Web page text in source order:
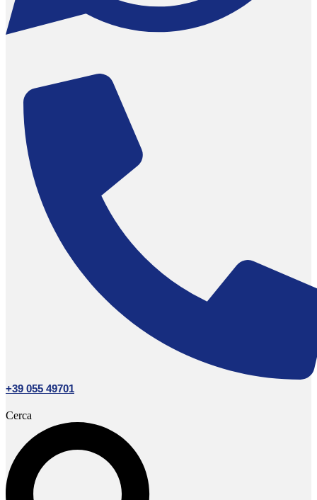
+39 055 49701
Cerca